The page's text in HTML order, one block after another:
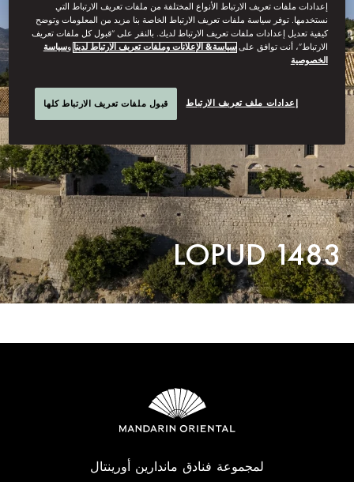
LOPUD 1483
لمجموعة فنادق ماندارين أورينتال
إعدادات ملفات تعريف الارتباط الأنواع المختلفة من ملفات تعريف الارتباط التي
نستخدمها. توفر سياسة ملفات تعريف الارتباط الخاصة بنا مزيد من المعلومات وتوضح
كيفية تعديل إعدادات ملفات تعريف الارتباط لديك. بالنقر على “قبول كل ملفات تعريف
الارتباط”، أنت توافق علىسياسة& الإعلانات وملفات تعريف الارتباط لدينا وسياسة
الخصوصية
إعدادات ملف تعريف الارتباط قبول ملفات تعريف الارتباط كلها